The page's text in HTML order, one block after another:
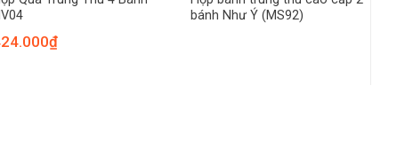
₫
bánh Như Ý (MS92)